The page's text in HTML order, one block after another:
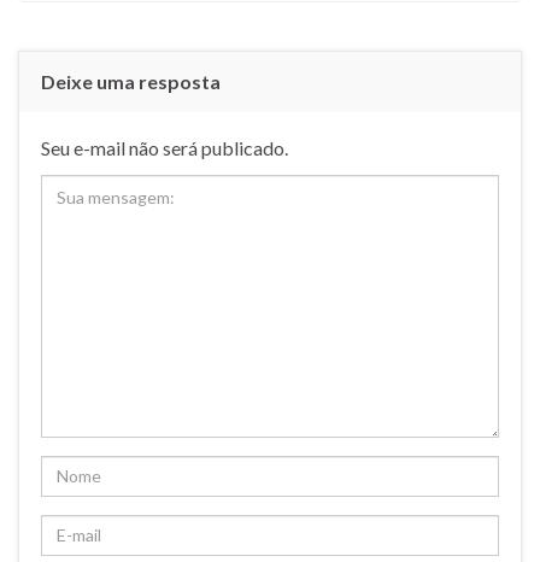
Deixe uma resposta
Seu e-mail não será publicado.